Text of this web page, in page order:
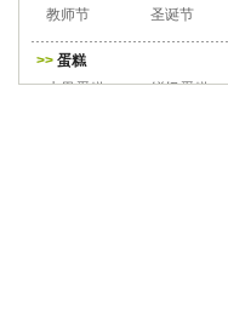
教师节
圣诞节
>> 蛋糕
水果蛋糕
鲜奶蛋糕